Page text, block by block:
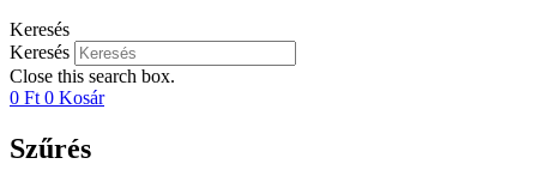
Keresés
Keresés
Close this search box.
0 Ft 0 Kosár
Szűrés